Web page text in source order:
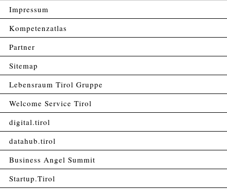
Impressum
Kompetenzatlas
Partner
Sitemap
Lebensraum Tirol Gruppe
Welcome Service Tirol
digital.tirol
datahub.tirol
Business Angel Summit
Startup.Tirol